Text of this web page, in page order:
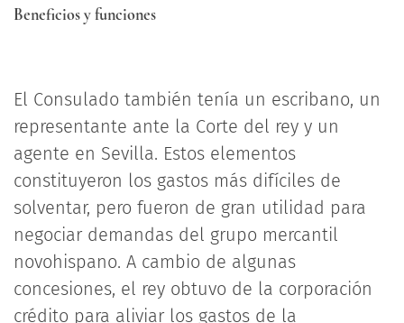
Beneficios y funciones
El Consulado también tenía un escribano, un
representante ante la Corte del rey y un
agente en Sevilla. Estos elementos
constituyeron los gastos más difíciles de
solventar, pero fueron de gran utilidad para
negociar demandas del grupo mercantil
novohispano. A cambio de algunas
concesiones, el rey obtuvo de la corporación
crédito para aliviar los gastos de la